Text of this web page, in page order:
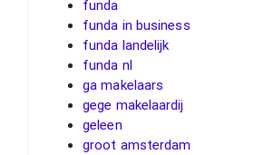
funda
funda in business
funda landelijk
funda nl
ga makelaars
gege makelaardij
geleen
groot amsterdam